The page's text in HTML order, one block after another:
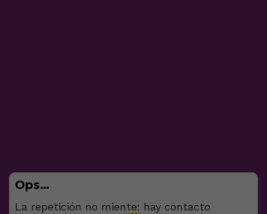
Ops…
La repetición no miente: hay contacto